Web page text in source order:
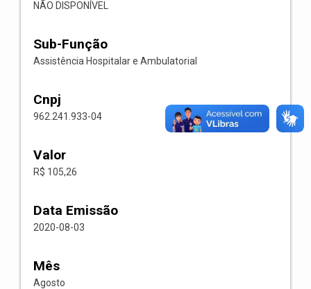
NÃO DISPONÍVEL
Sub-Função
Assistência Hospitalar e Ambulatorial
Cnpj
962.241.933-04
Valor
R$ 105,26
Data Emissão
2020-08-03
Mês
Agosto